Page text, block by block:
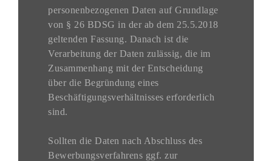
personenbezogenen Daten auf Grundlage
von § 26 BDSG in der ab dem 25.5.2018
geltenden Fassung. Danach ist die
Verarbeitung der Daten zulässig, die im
Zusammenhang mit der Entscheidung
über die Begründung eines
Beschäftigungsverhältnisses erforderlich
sind.
Sollten die Daten nach Abschluss des
Bewerbungsverfahrens ggf. zur